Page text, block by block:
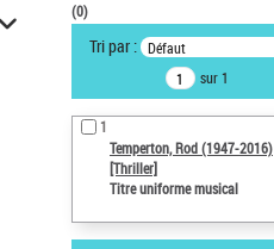
VOTRE RECHERCHE
Recherche avancée dans les
notices d’autorité
Œuvres liées à l'auteur :
Temperton, Rod (1947-2016)
Auteur d’œuvre
(0)
Tri par : Défaut
sur 1
1
Temperton, Rod (1947-2016)
[Thriller]
Titre uniforme musical